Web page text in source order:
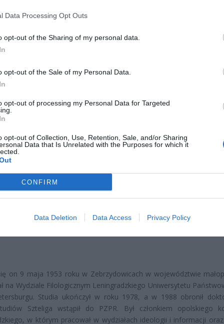
Data Processing Opt Outs
opt-out of the Sharing of my personal data.
opt-out of the Sale of my Personal Data.
opt-out of processing my Personal Data for Targeted
opt-out of Collection, Use, Retention, Sale, and/or Sharing
Data that Is Unrelated with the Purposes for which it
CONFIRM
Data Deletion Data Access Privacy Policy
portal Interia.pl, Jerzy Szteliga zmarł po ciężkiej chorobie, na
70. urodzinami. Informacje o jego śmierci zostały
Nowej Lewicy.
ad
on 9 maja 1953 roku w Zebrzydowicach w województwie
na Wydziale Filologicznym Leningradzkiego Uniwersytetu
Studia ukończył w roku 1978, a w 1988 obronił
Szteliga wstąpił do PZPR. Był członkiem opolskiego
w którym pracował w wydziałach ideologii i informacji